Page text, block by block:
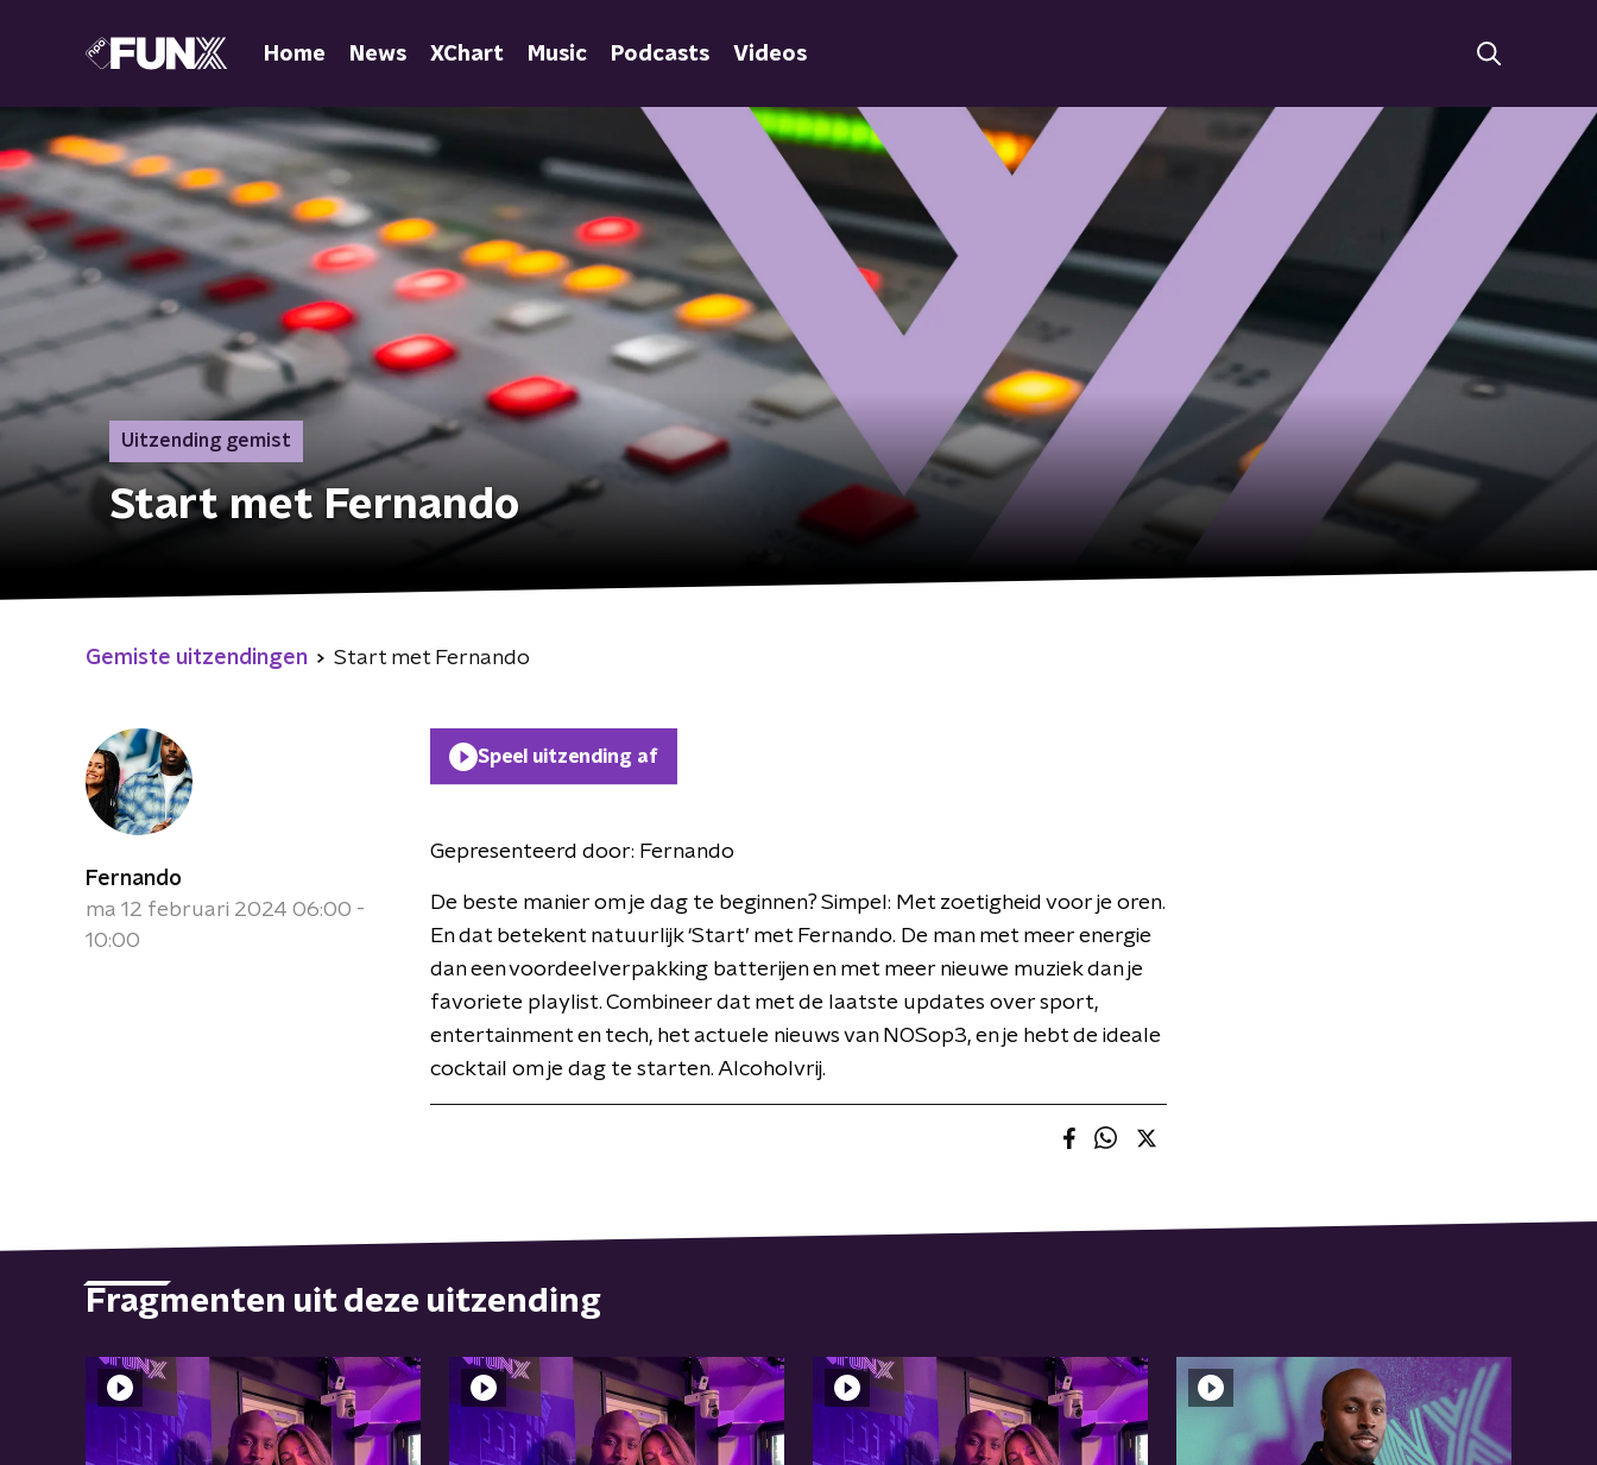
Home News XChart Music Podcasts Videos
Uitzending gemist
Start met Fernando
Gemiste uitzendingen Start met Fernando
Fernando
ma 12 februari 2024 06:00 -
10:00
Speel uitzending af
Gepresenteerd door: Fernando
De beste manier om je dag te beginnen? Simpel: Met zoetigheid voor je oren.
En dat betekent natuurlijk ‘Start’ met Fernando. De man met meer energie
dan een voordeelverpakking batterijen en met meer nieuwe muziek dan je
favoriete playlist. Combineer dat met de laatste updates over sport,
entertainment en tech, het actuele nieuws van NOSop3, en je hebt de ideale
cocktail om je dag te starten. Alcoholvrij.
Fragmenten uit deze uitzending